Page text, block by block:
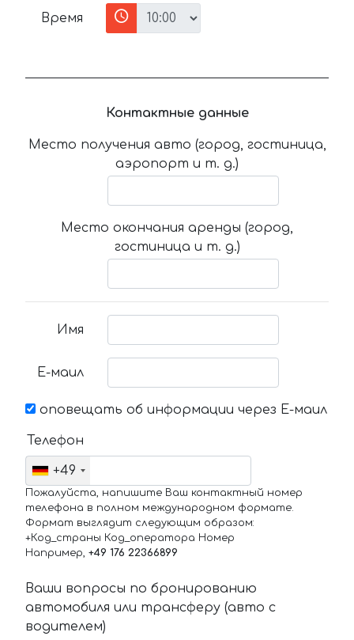
Время
Контактные данные
Место получения авто (город, гостиница,
аэропорт и т. д.)
Место окончания аренды (город,
гостиница и т. д.)
Имя
Е-маил
оповещать об информации через Е-маил
Телефон
+49
Пожалуйста, напишите Ваш контактный номер
телефона в полном международном формате.
Формат выглядит следующим образом:
+Код_страны Код_оператора Номер
Например, +49 176 22366899
Ваши вопросы по бронированию
автомобиля или трансферу (авто с
водителем)